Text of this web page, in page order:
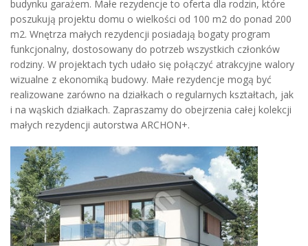
budynku garażem. Małe rezydencje to oferta dla rodzin, które
poszukują projektu domu o wielkości od 100 m2 do ponad 200
m2. Wnętrza małych rezydencji posiadają bogaty program
funkcjonalny, dostosowany do potrzeb wszystkich członków
rodziny. W projektach tych udało się połączyć atrakcyjne walory
wizualne z ekonomiką budowy. Małe rezydencje mogą być
realizowane zarówno na działkach o regularnych kształtach, jak
i na wąskich działkach. Zapraszamy do obejrzenia całej kolekcji
małych rezydencji autorstwa ARCHON+.